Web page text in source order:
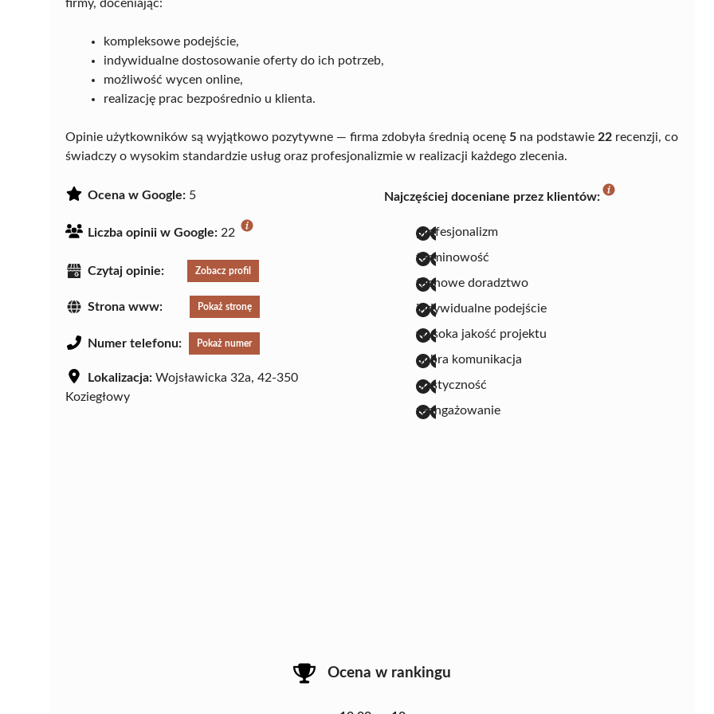
firmy, doceniając:
kompleksowe podejście,
indywidualne dostosowanie oferty do ich potrzeb,
możliwość wycen online,
realizację prac bezpośrednio u klienta.
Opinie użytkowników są wyjątkowo pozytywne — firma zdobyła średnią ocenę 5 na podstawie 22 recenzji, co
świadczy o wysokim standardzie usług oraz profesjonalizmie w realizacji każdego zlecenia.
Ocena w Google: 5
Liczba opinii w Google: 22
Czytaj opinie: Zobacz profil
Strona www: Pokaż stronę
Numer telefonu: Pokaż numer
Lokalizacja: Wojsławicka 32a, 42-350
Koziegłowy
Najczęściej doceniane przez klientów:
profesjonalizm
terminowość
fachowe doradztwo
indywidualne podejście
wysoka jakość projektu
dobra komunikacja
elastyczność
zaangażowanie
Ocena w rankingu